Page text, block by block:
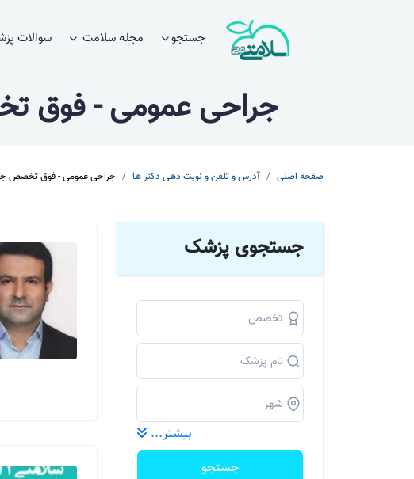
جستجو مجله سلامت سوالات
جراحی عمومی - فوق
صفحه اصلی آدرس و تلفن و نوبت دهی دکتر ها جراحی عمومی - فوق تخصص
جستجوی پزشک
بیشتر...
جستجو